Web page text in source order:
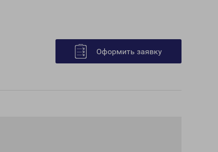
Оформить заявку